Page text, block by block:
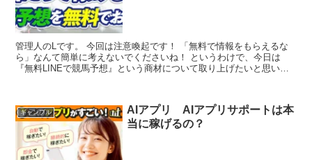
管理人のLです。 今回は注意喚起です！ 「無料で情報をもらえるな
ら」なんて簡単に考えないでくださいね！ というわけで、今日は
『無料LINEで競馬予想』という商材について取り上げたいと思いま
ギャンブル
AIアプリ AIアプリサポートは本
当に稼げるの？